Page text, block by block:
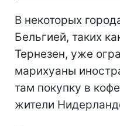
В некоторых
Бельгией, таких
Тернезен, уже
марихуаны
там покупку в
жители